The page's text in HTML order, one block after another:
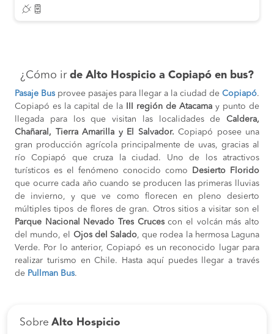
¿Cómo ir de Alto Hospicio a Copiapó en bus?
Pasaje Bus provee pasajes para llegar a la ciudad de Copiapó.
Copiapó es la capital de la
III región de Atacama y punto de
llegada para los que visitan las localidades de Caldera,
Chañaral, Tierra Amarilla y El Salvador. Copiapó posee una
gran producción agrícola principalmente de uvas, gracias al
río Copiapó que cruza la ciudad. Uno de los atractivos
turísticos es el fenómeno conocido como
Desierto Florido
que ocurre cada año cuando se producen las primeras lluvias
de invierno, y que ve como florecen en pleno desierto
múltiples tipos de flores de gran. Otros sitios a visitar son el
Parque Nacional Nevado Tres Crucescon el volcán más alto
del mundo, el
Ojos del Salado, que rodea la hermosa Laguna
Verde. Por lo anterior, Copiapó es un reconocido lugar para
realizar turismo en Chile. Hasta aquí puedes llegar a través
de Pullman Bus.
Sobre Alto Hospicio